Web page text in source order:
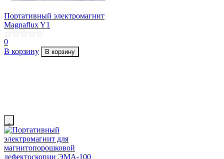
Портативный электромагнит
Magnaflux Y1
0
В корзину
В корзину